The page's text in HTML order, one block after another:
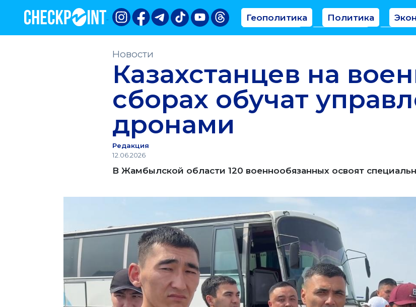
Геополитика Политика
Аналитика
Интервью
Новости
Казахстанцев на
сборах обучат
дронами
Редакция
12.06.2026
В Жамбылской области 120 военнообязанных освоят